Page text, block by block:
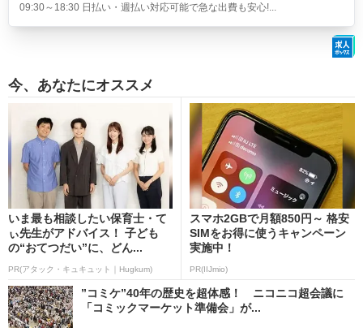
09:30～18:30 日払い・週払い対応可能で急な出費も安心!...
今、あなたにオススメ
いま最も相談したい保育士・て
ぃ先生がアドバイス！ 子ども
の“おてつだい”に、どん...
PR(アタック・キュキュット｜Hugkum)
スマホ2GBで月額850円～ 格安
SIMをお得に使うキャンペーン
実施中！
PR(IIJmio)
”コミケ”40年の歴史を超体感！ ニコニコ超会議に
「コミックマーケット準備会」が...